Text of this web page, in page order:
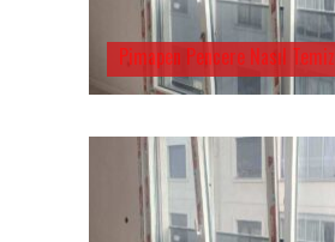
Pimapen Pencere Nasıl